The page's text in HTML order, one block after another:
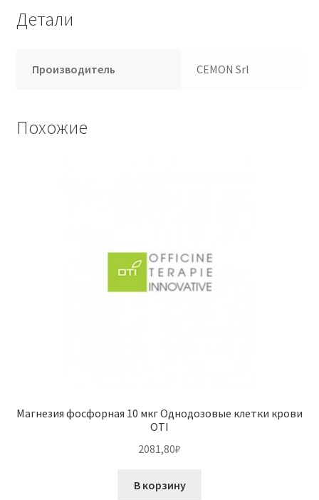
Детали
Производитель CEMON Srl
Похожие
Магнезия фосфорная 10 мкг Однодозовые клетки крови
OTI
2081,80₽
В корзину